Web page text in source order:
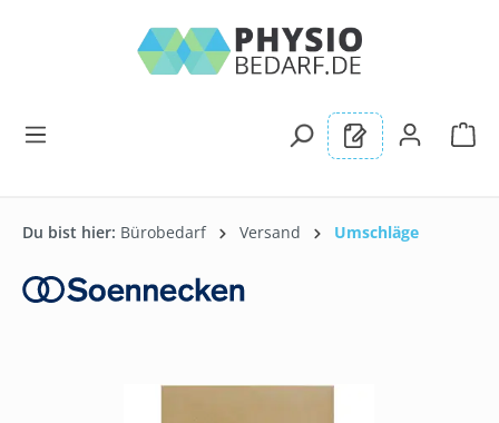
Du bist hier: Bürobedarf Versand Umschläge